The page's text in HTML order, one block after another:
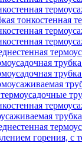
горения, с